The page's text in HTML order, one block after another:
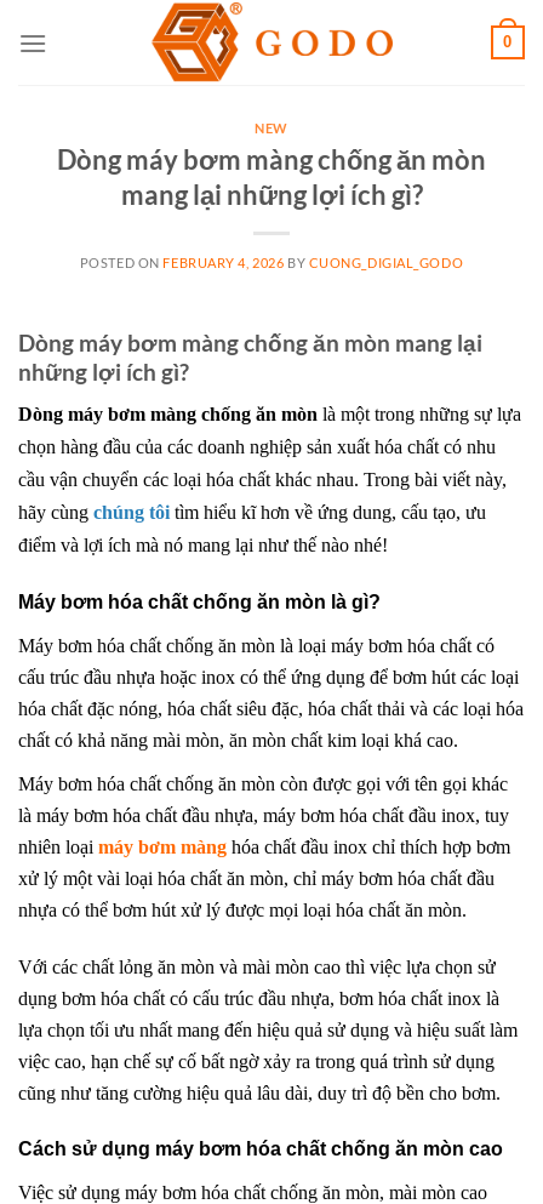
0
NEW
Dòng máy bơm màng chống ăn mòn
mang lại những lợi ích gì?
POSTED ON FEBRUARY 4, 2026 BY CUONG_DIGIAL_GODO
Dòng máy bơm màng chống ăn mòn mang lại
những lợi ích gì?
Dòng máy bơm màng chống ăn mòn là một trong những sự lựa
chọn hàng đầu của các doanh nghiệp sản xuất hóa chất có nhu
cầu vận chuyển các loại hóa chất khác nhau. Trong bài viết này,
hãy cùng chúng tôi tìm hiểu kĩ hơn về ứng dung, cấu tạo, ưu
điểm và lợi ích mà nó mang lại như thế nào nhé!
Máy bơm hóa chất chống ăn mòn là gì?
Máy bơm hóa chất chống ăn mòn là loại máy bơm hóa chất có
cấu trúc đầu nhựa hoặc inox có thể ứng dụng để bơm hút các loại
hóa chất đặc nóng, hóa chất siêu đặc, hóa chất thải và các loại hóa
chất có khả năng mài mòn, ăn mòn chất kim loại khá cao.
Máy bơm hóa chất chống ăn mòn còn được gọi với tên gọi khác
là máy bơm hóa chất đầu nhựa, máy bơm hóa chất đầu inox, tuy
nhiên loại máy bơm màng hóa chất đầu inox chỉ thích hợp bơm
xử lý một vài loại hóa chất ăn mòn, chỉ máy bơm hóa chất đầu
nhựa có thể bơm hút xử lý được mọi loại hóa chất ăn mòn.
Với các chất lỏng ăn mòn và mài mòn cao thì việc lựa chọn sử
dụng bơm hóa chất có cấu trúc đầu nhựa, bơm hóa chất inox là
lựa chọn tối ưu nhất mang đến hiệu quả sử dụng và hiệu suất làm
việc cao, hạn chế sự cố bất ngờ xảy ra trong quá trình sử dụng
cũng như tăng cường hiệu quả lâu dài, duy trì độ bền cho bơm.
Cách sử dụng máy bơm hóa chất chống ăn mòn cao
Việc sử dụng máy bơm hóa chất chống ăn mòn, mài mòn cao